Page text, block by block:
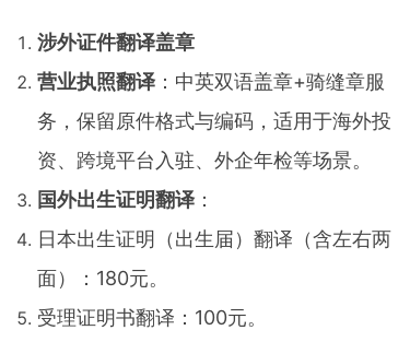
涉外证件翻译盖章
营业执照翻译 ‌：中英双语盖章+骑缝章服
务，保留原件格式与编码，适用于海外投
资、跨境平台入驻、外企年检等场景。
‌国外出生证明翻译 ‌：
日本出生证明（出生届）翻译（含左右两
面）：180元。
受理证明书翻译：100元。